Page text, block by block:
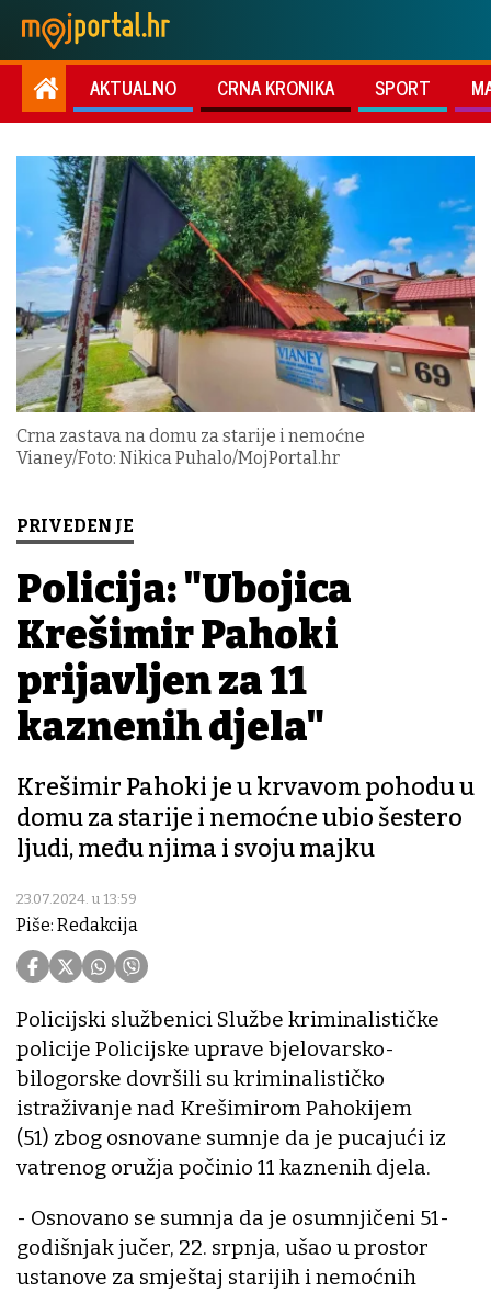
AKTUALNO CRNA KRONIKA SPORT
Crna zastava na domu za starije i nemoćne
Vianey/Foto: Nikica Puhalo/MojPortal.hr
PRIVEDEN JE
Policija: "Ubojica
Krešimir Pahoki
prijavljen za 11
kaznenih djela"
Krešimir Pahoki je u krvavom pohodu u
domu za starije i nemoćne ubio šestero
ljudi, među njima i svoju majku
23.07.2024. u 13:59
Piše: Redakcija
Policijski službenici Službe kriminalističke
policije Policijske uprave bjelovarsko-
bilogorske dovršili su kriminalističko
istraživanje nad Krešimirom Pahokijem
(51) zbog osnovane sumnje da je pucajući iz
vatrenog oružja počinio 11 kaznenih djela.
- Osnovano se sumnja da je osumnjičeni 51-
godišnjak jučer, 22. srpnja, ušao u prostor
ustanove za smještaj starijih i nemoćnih